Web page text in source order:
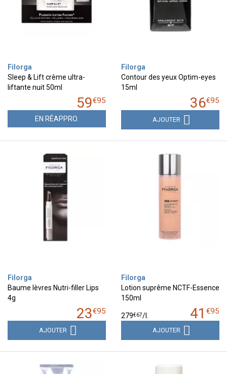
Filorga
Sleep & Lift crème ultra-
liftante nuit 50ml
59€95
EN RÉAPPRO.
Filorga
Contour des yeux Optim-eyes
15ml
36€95
AJOUTER
Filorga
Baume lèvres Nutri-filler Lips
4g
23€95
AJOUTER
Filorga
Lotion suprême NCTF-Essence
150ml
41 €95
279€67/l.
AJOUTER